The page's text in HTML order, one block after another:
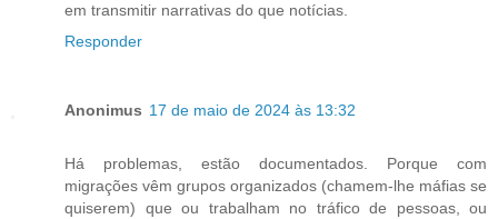
em transmitir narrativas do que notícias.
Responder
Anonimus 17 de maio de 2024 às 13:32
Há problemas, estão documentados. Porque com
migrações vêm grupos organizados (chamem-lhe máfias se
quiserem) que ou trabalham no tráfico de pessoas, ou